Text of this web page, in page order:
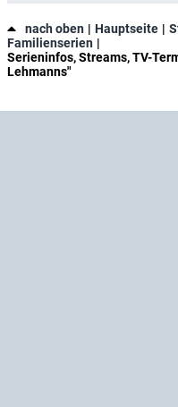
nach oben Hauptseite
Familienserien
Serieninfos, Streams, TV-
Lehmanns"